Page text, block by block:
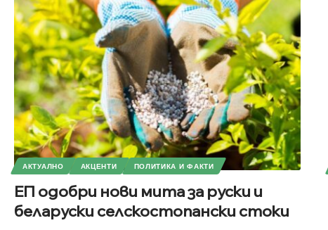
АКТУАЛНО АКЦЕНТИ ПОЛИТИКА И ФАКТИ
ЕП одобри нови мита за руски и
беларуски селскостопански стоки